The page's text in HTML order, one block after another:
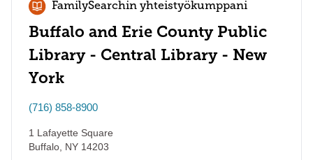
FamilySearchin yhteistyökumppani
Buffalo and Erie County Public
Library - Central Library - New
York
(716) 858-8900
1 Lafayette Square
Buffalo NY 14203